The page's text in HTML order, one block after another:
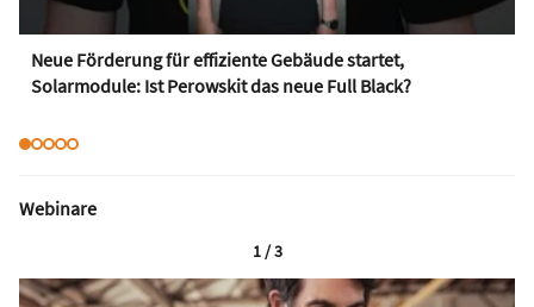
Neue Förderung für effiziente Gebäude startet,
Solarmodule: Ist Perowskit das neue Full Black?
Webinare
1 / 3